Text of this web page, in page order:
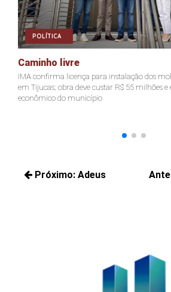
POLÍTICA
Caminho livre
IMA confirma licença para instalação dos
em Tijucas; obra deve custar R$ 55 milhões e
econômico do município
Navegação
Próximo: Adeus